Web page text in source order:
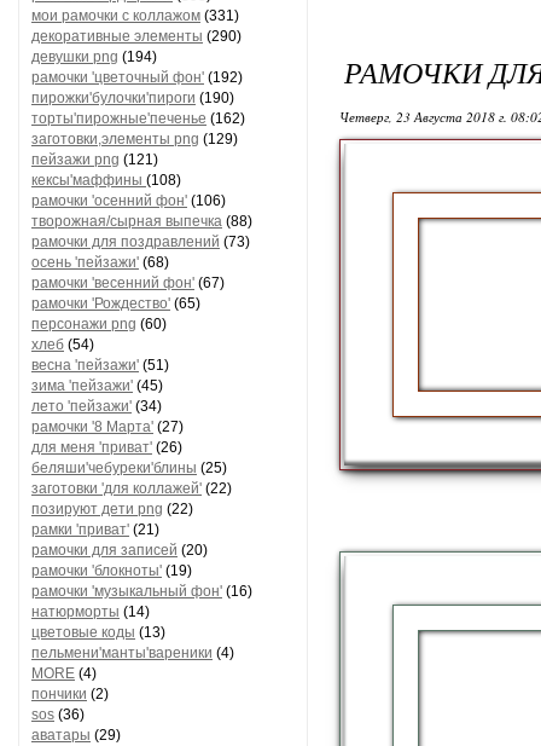
мои рамочки с коллажом (331)
декоративные элементы (290)
девушки png (194)
рамочки 'цветочный фон' (192)
пирожки'булочки'пироги (190)
торты'пирожные'печенье (162)
заготовки,элементы png (129)
пейзажи png (121)
кексы'маффины (108)
рамочки 'осенний фон' (106)
творожная/сырная выпечка (88)
рамочки для поздравлений (73)
осень 'пейзажи' (68)
рамочки 'весенний фон' (67)
рамочки 'Рождество' (65)
персонажи png (60)
хлеб (54)
весна 'пейзажи' (51)
зима 'пейзажи' (45)
лето 'пейзажи' (34)
рамочки '8 Марта' (27)
для меня 'приват' (26)
беляши'чебуреки'блины (25)
заготовки 'для коллажей' (22)
позируют дети png (22)
рамки 'приват' (21)
рамочки для записей (20)
рамочки 'блокноты' (19)
рамочки 'музыкальный фон' (16)
натюрморты (14)
цветовые коды (13)
пельмени'манты'вареники (4)
MORE (4)
пончики (2)
sos (36)
аватары (29)
РАМОЧКИ
Четверг, 23 Августа 2018 г.